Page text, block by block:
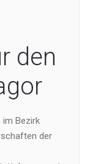
den
im Bezirk
der